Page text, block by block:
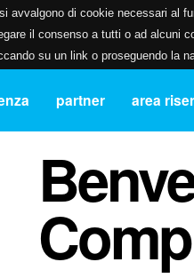
avvalgono di cookie necessari al
il consenso a tutti o ad alcuni
su un link o proseguendo la
partner area